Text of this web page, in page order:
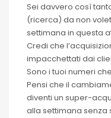
Sei davvero così
(ricerca) da non
settimana in questa
Credi che
impacchettati dai
Sono i tuoi numeri
Pensi che il
diventi un super-
alla settimana senza